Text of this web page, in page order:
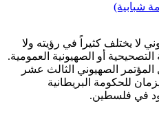
شبابية)
يختلف كثيراً في رؤيته ولا
أو الصهيونية العمومية.
عام 1923 خلال المؤتمر الصهيوني الثالث عشر
للحكومة البريطانية
في فلسطين.